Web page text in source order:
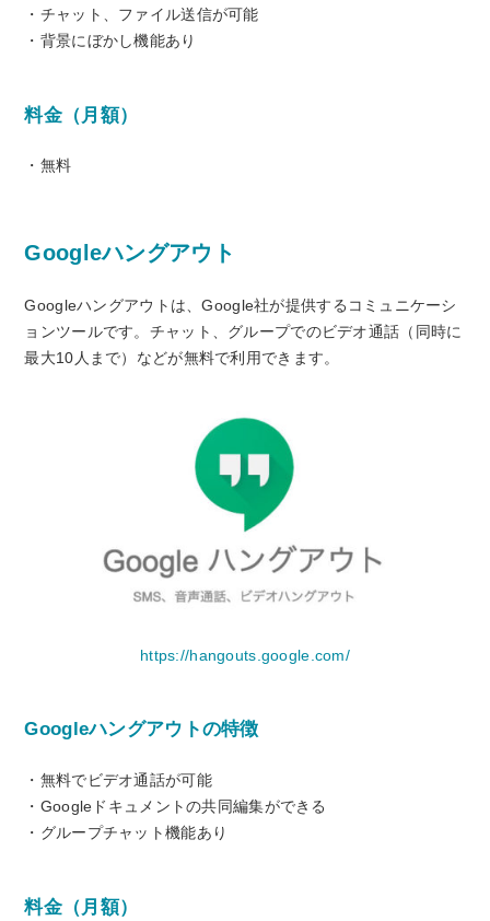
・チャット、ファイル送信が可能
・背景にぼかし機能あり
料金（月額）
・無料
Googleハングアウト
Googleハングアウトは、Google社が提供するコミュニケーシ
ョンツールです。チャット、グループでのビデオ通話（同時に
最大10人まで）などが無料で利用できます。
https://hangouts.google.com/
Googleハングアウトの特徴
・無料でビデオ通話が可能
・Googleドキュメントの共同編集ができる
・グループチャット機能あり
料金（月額）